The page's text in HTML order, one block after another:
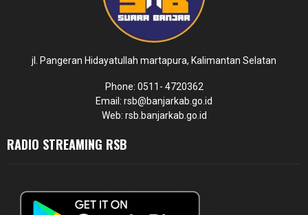
jl. Pangeran Hidayatullah martapura, Kalimantan Selatan
Phone: 0511- 4720362
Email: rsb@banjarkab.go.id
Web: rsb.banjarkab.go.id
RADIO STREAMING RSB